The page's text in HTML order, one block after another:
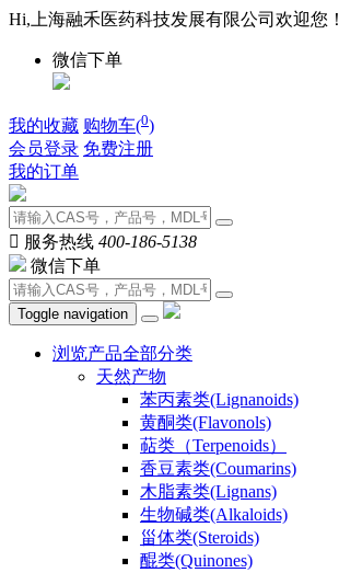
Hi,上海融禾医药科技发展有限公司欢迎您！
微信下单
我的收藏 购物车(0)
会员登录 免费注册
我的订单
 服务热线 400-186-5138
微信下单
Toggle navigation
浏览产品全部分类
天然产物
苯丙素类(Lignanoids)
黄酮类(Flavonols)
萜类（Terpenoids）
香豆素类(Coumarins)
木脂素类(Lignans)
生物碱类(Alkaloids)
甾体类(Steroids)
醌类(Quinones)